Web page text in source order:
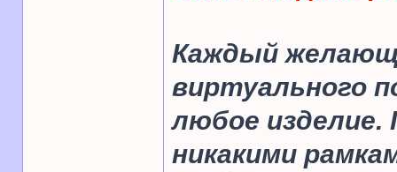
Каждый
виртуального
любое изделие.
никакими